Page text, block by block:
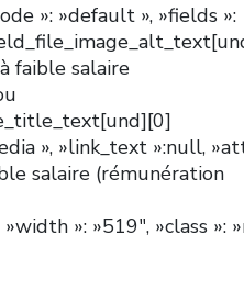
»: »default », »fields »:
faible salaire
», »link_text »:null,
salaire (rémunération
»: »519″, »class »: